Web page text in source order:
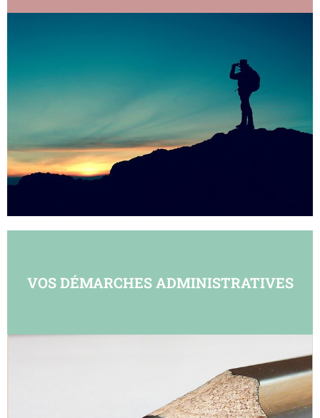
VOS DÉMARCHES ADMINISTRATIVES